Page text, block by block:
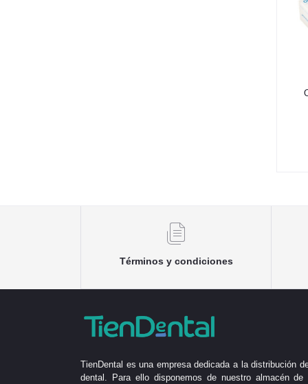
Términos y condiciones
TienDental es una empresa dedicada a la distribución
dental. Para ello disponemos de nuestro almacén